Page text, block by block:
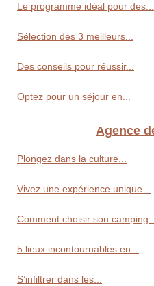
Le programme idéal pour des...
Sélection des 3 meilleurs...
Des conseils pour réussir...
Optez pour un séjour en...
Agence
Plongez dans la culture...
Vivez une expérience unique...
Comment choisir son
5 lieux incontournables en...
S’infiltrer dans les...